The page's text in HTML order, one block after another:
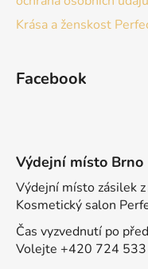
Krása a ženskost
Facebook
Výdejní místo Brno
Výdejní místo zásilek
Kosmetický salon
Čas vyzvednutí po
Volejte +420 724